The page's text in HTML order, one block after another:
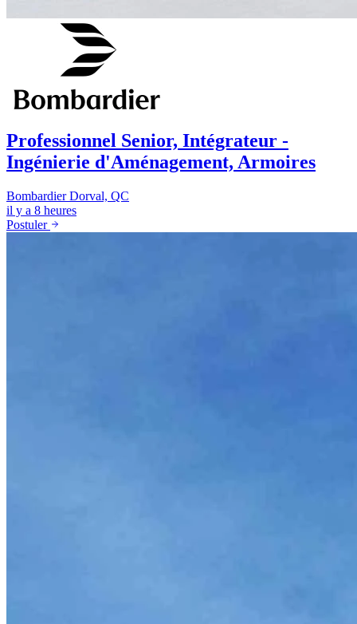
Professionnel Senior, Intégrateur -
Ingénierie d'Aménagement, Armoires
Bombardier Dorval, QC
il y a 8 heures
Postuler